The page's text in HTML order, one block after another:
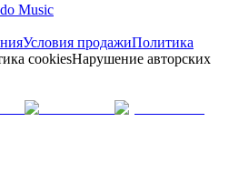
Music
Условия продажиПолитика
cookiesНарушение авторских